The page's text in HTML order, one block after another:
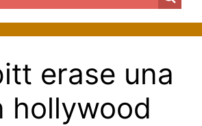
erase una
hollywood